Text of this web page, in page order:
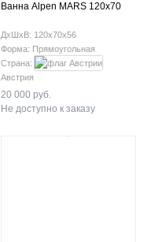
Ванна Alpen MARS 120x70
ДхШхВ: 120х70х56
Форма: Прямоугольная
Страна:
Австрия
20 000 руб.
Не доступно к заказу